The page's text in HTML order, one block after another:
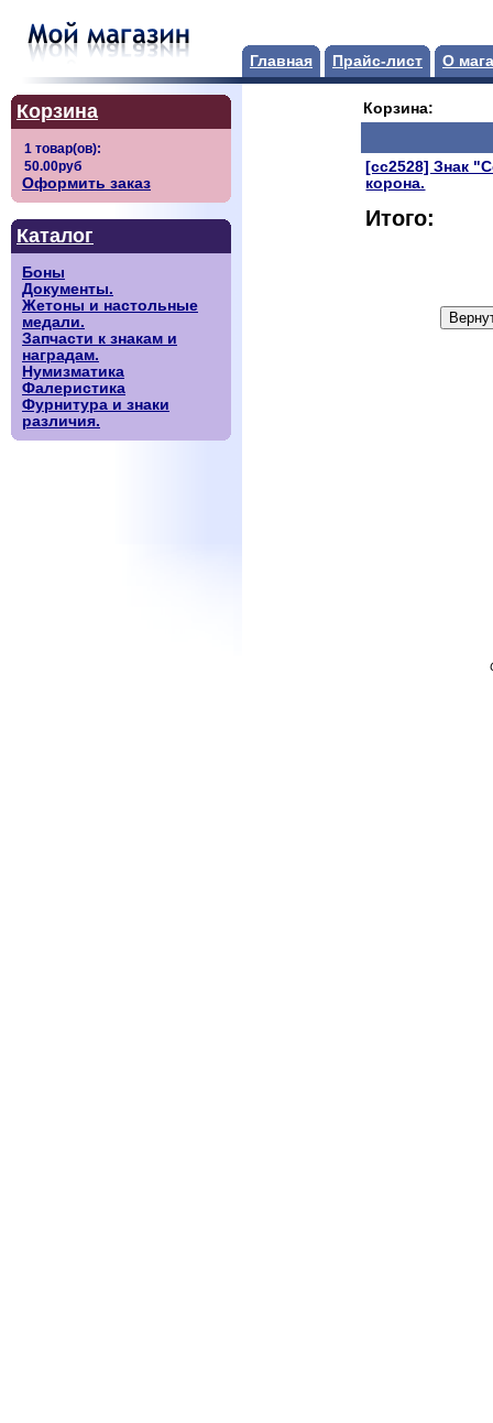
Главная Прайс-лист О
Корзина
Оформить заказ
Каталог
Боны
Документы.
Жетоны и настольные
медали.
Запчасти к знакам и
наградам.
Нумизматика
Фалеристика
Фурнитура и знаки
различия.
Корзина:
[сс2528] Знак
корона.
Итого: